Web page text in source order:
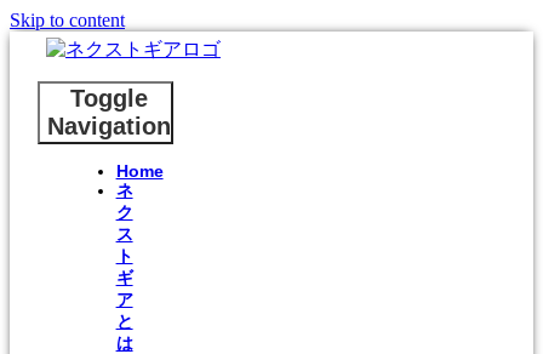
Skip to content
Toggle
Navigation
Home
ネ
ク
ス
ト
ギ
ア
と
は